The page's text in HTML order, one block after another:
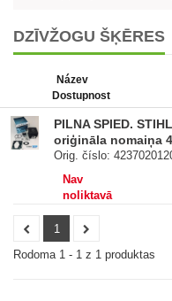
DZĪVŽOGU ŠĶĒRES
Název
Dostupnost
PILNA SPIED.
oriģināla nomaiņa
Orig. číslo:
Nav
noliktavā
1
Rodoma 1 - 1 z 1 produktas